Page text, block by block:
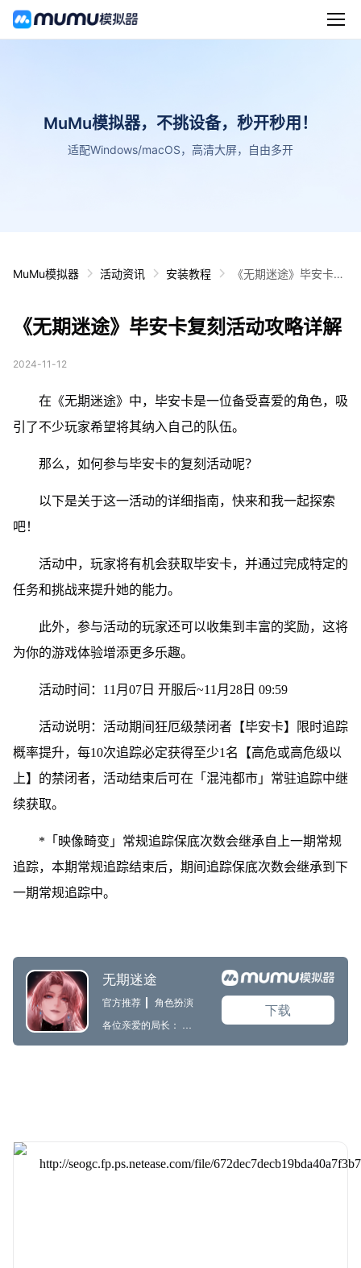
MuMu模拟器，不挑设备，秒开秒用！
适配Windows/macOS，高清大屏，自由多开
MuMu模拟器 活动资讯 安装教程
《无期迷途》毕安卡复
《无期迷途》毕安卡复刻活动攻略详解
2024-11-12
在《无期迷途》中，毕安卡是一位备受喜爱的角色，吸
引了不少玩家希望将其纳入自己的队伍。
那么，如何参与毕安卡的复刻活动呢？
以下是关于这一活动的详细指南，快来和我一起探索
吧！
活动中，玩家将有机会获取毕安卡，并通过完成特定的
任务和挑战来提升她的能力。
此外，参与活动的玩家还可以收集到丰富的奖励，这将
为你的游戏体验增添更多乐趣。
活动时间：11月07日 开服后~11月28日 09:59
活动说明：活动期间狂厄级禁闭者【毕安卡】限时追踪
概率提升，每10次追踪必定获得至少1名【高危或高危级以
上】的禁闭者，活动结束后可在「混沌都市」常驻追踪中继
续获取。
*「映像畸变」常规追踪保底次数会继承自上一期常规
追踪，本期常规追踪结束后，期间追踪保底次数会继承到下
一期常规追踪中。